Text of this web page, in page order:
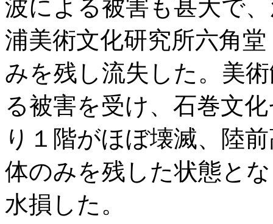
波による被害も甚大で
浦美術文化研究所六角
みを残し流失した。美
る被害を受け、石巻文
り１階がほぼ壊滅、陸
体のみを残した状態と
水損した。